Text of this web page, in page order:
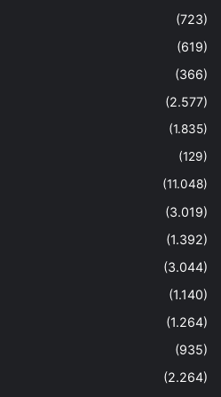
(723)
(619)
(366)
(2.577)
(1.835)
(129)
(11.048)
(3.019)
(1.392)
(3.044)
(1.140)
(1.264)
(935)
(2.264)